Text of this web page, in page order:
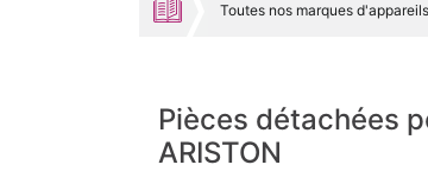
Toutes nos marques
Pièces détachées
ARISTON